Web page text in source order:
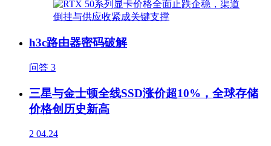
h3c路由器密码破解
问答 3
三星与金士顿全线SSD涨价超10%，全球存储
价格创历史新高
2 04.24